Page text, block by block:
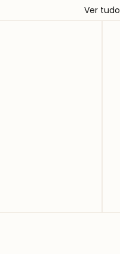
Ver tudo